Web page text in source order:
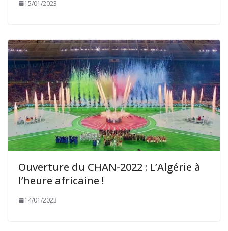
15/01/2023
Ouverture du CHAN-2022 : L’Algérie à
l’heure africaine !
14/01/2023